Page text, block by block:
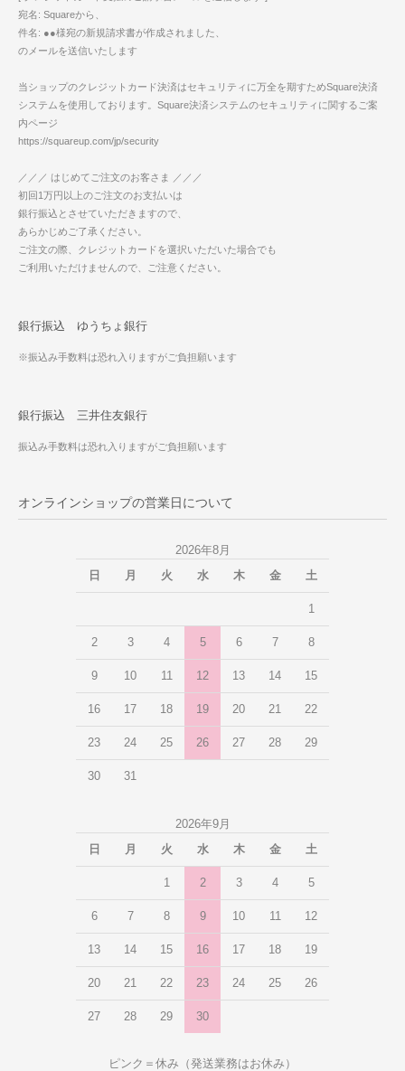
宛名: Squareから、
件名: ●●様宛の新規請求書が作成されました、
のメールを送信いたします
当ショップのクレジットカード決済はセキュリティに万全を期すためSquare決済
システムを使用しております。Square決済システムのセキュリティに関するご案
内ページ
https://squareup.com/jp/security
／／／ はじめてご注文のお客さま ／／／
初回1万円以上のご注文のお支払いは
銀行振込とさせていただきますので、
あらかじめご了承ください。
ご注文の際、クレジットカードを選択いただいた場合でも
ご利用いただけませんので、ご注意ください。
銀行振込 ゆうちょ銀行
※振込み手数料は恐れ入りますがご負担願います
銀行振込 三井住友銀行
振込み手数料は恐れ入りますがご負担願います
オンラインショップの営業日について
2026年8月
日
月 火 水 木 金 土
1
2 3 4 5 6 7 8
9 10 11 12 13 14 15
16 17 18 19 20 21 22
23 24 25 26 27 28 29
30 31
2026年9月
日
月 火 水 木 金 土
1 2 3 4 5
6 7 8 9 10 11 12
13 14 15 16 17 18 19
20 21 22 23 24 25 26
27 28 29 30
ピンク＝休み（発送業務はお休み）